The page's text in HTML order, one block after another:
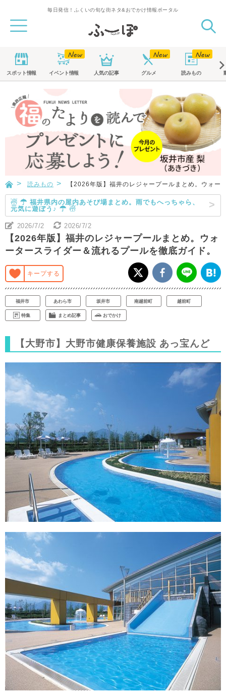
毎日発信！ふくいの旬な街ネタ&おでかけ情報ポータル
スポット情報 イベント情報 人気の記事 グルメ 読みもの
読みもの 【2026年版】福井のレジャープールまとめ。ウォ
☃ ☂ 福井県内の屋内あそび場まとめ。雨でもへっちゃら、
元気に遊ぼう♪ ☂ ☃
2026/7/2 2026/7/2
【2026年版】福井のレジャープールまとめ。ウォ
ータースライダー＆流れるプールを徹底ガイド。
キープする
福井市 あわら市 坂井市 南越前町 越前町
特集 まとめ記事 おでかけ
【大野市】大野市健康保養施設 あっ宝んど